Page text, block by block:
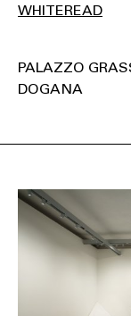
WHITEREAD
PALAZZO
DOGANA